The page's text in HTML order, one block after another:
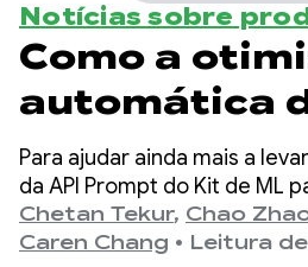
Notícias sobre
Como a
automática
comandos
desbloqueia
de qualidade
Para ajudar ainda mais a
da API Prompt do Kit de ML
o prazer de anunciar a
comandos (APO, na sigla em
Chetan Tekur, Chao
Caren Chang • Leitura